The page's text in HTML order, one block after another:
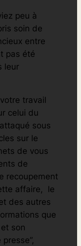
peu à
soin de
entre
pas été
leur
travail
celui du
sous
sur le
de vous
de
recoupement
affaire, le
des autres
que
son